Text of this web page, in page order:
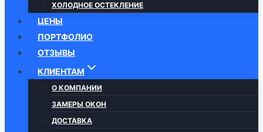
ХОЛОДНОЕ ОСТЕКЛЕНИЕ
ЦЕНЫ
ПОРТФОЛИО
ОТЗЫВЫ
КЛИЕНТАМ
О КОМПАНИИ
ЗАМЕРЫ ОКОН
ДОСТАВКА